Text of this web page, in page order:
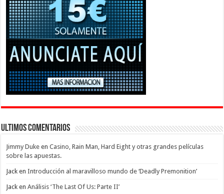
Ultimos Comentarios
Jimmy Duke enCasino, Rain Man, Hard Eight y otras grandes películas
sobre las apuestas.
Jack enIntroducción al maravilloso mundo de ‘Deadly Premonition’
Jack enAnálisis ‘The Last Of Us: Parte II’